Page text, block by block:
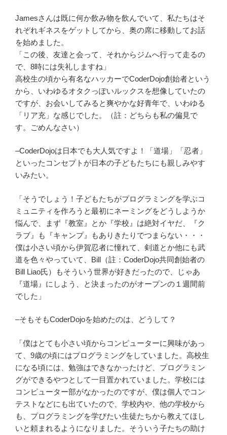
Jamesさんは既に何か飲み物を飲んでいて、私たちはそ
れぞれギネスをゲットしてから、奥の席に移動してお話
を始めました。
「この後、友達と会って、それからジムへ行って走るの
で、8時には失礼しますね」
高校生の頃から有名なハッカーでCoderDojo創始者という
から、いわゆるオタクっぽいルックスを想像していたの
ですが、お会いしてみると爽やかな好青年で、いわゆる
「リア充」な感じでした。（註：どちらも私の偏見で
す。ごめんなさい）
–CoderDojoは日本でも大人気ですよ！「道場」「忍者」
といったコンセプトが日本の子どもたちにも親しみやす
いみたい。
「そうでしょう！子どもたちがプログラミングを学ぶコ
ミュニティを作ろうと最初にネーミングをどうしようか
悩んで、まず『教室』とか『学校』は絶対イヤだ、『ク
ラブ』も『キャンプ』もありきたりでつまらない・・・
僕は小さい頃から伊賀忍者に憧れて、剣道とか他にも武
道を色々やっていて、Bill（註：CoderDojo共同創始者の
Bill Liao氏）もそういう世界が好きだったので、じゃあ
『道場』にしよう、と決まったのがオープンの１週間前
でした」
–そもそもCoderDojoを始めたのは、どうして？
「僕はとても小さい頃からコンピューターに興味があっ
て、9歳の頃にはプログラミングをしていました。高校生
になる頃には、勉強はできなかったけど、プログラミン
グができるやつとして一目置かれていました。学校には
コンピューター部がなかったのですが、僕は個人でコン
テストなどにも出ていたので、学校内や、他の学校から
も、プログラミングを学びたい生徒たちから教えてほし
いと頼まれるようになりました。そういう子たちの助け